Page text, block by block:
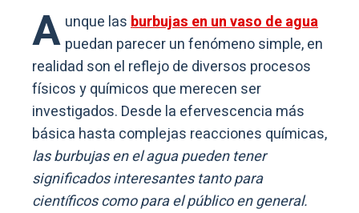
A unque lasburbujas en un vaso de agua
puedan parecer un fenómeno simple, en
realidad son el reflejo de diversos procesos
físicos y químicos que merecen ser
investigados. Desde la efervescencia más
básica hasta complejas reacciones químicas,
las burbujas en el agua pueden tener
significados interesantes tanto para
científicos como para el público en general.